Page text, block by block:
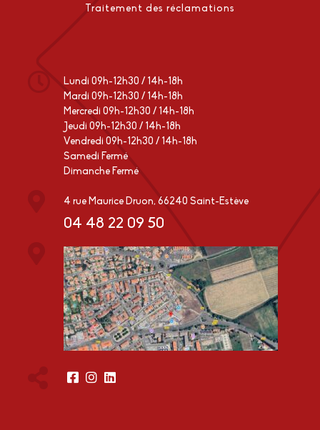
Traitement des réclamations
Lundi 09h-12h30 / 14h-18h
Mardi 09h-12h30 / 14h-18h
Mercredi 09h-12h30 / 14h-18h
Jeudi 09h-12h30 / 14h-18h
Vendredi 09h-12h30 / 14h-18h
Samedi Fermé
Dimanche Fermé
4 rue Maurice Druon, 66240 Saint-Estève
04 48 22 09 50